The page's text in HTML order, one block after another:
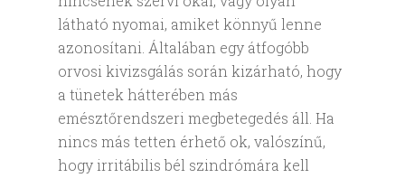
látható nyomai, amiket könnyű lenne
azonosítani. Általában egy átfogóbb
orvosi kivizsgálás során kizárható, hogy
a tünetek hátterében más
emésztőrendszeri megbetegedés áll. Ha
nincs más tetten érhető ok, valószínű,
hogy irritábilis bél szindrómára kell